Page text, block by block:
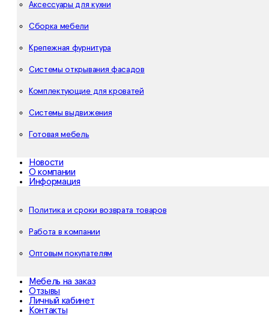
Аксессуары для кухни
Сборка мебели
Крепежная фурнитура
Системы открывания фасадов
Комплектующие для кроватей
Системы выдвижения
Готовая мебель
Новости
О компании
Информация
Политика и сроки возврата товаров
Работа в компании
Оптовым покупателям
Мебель на заказ
Отзывы
Личный кабинет
Контакты